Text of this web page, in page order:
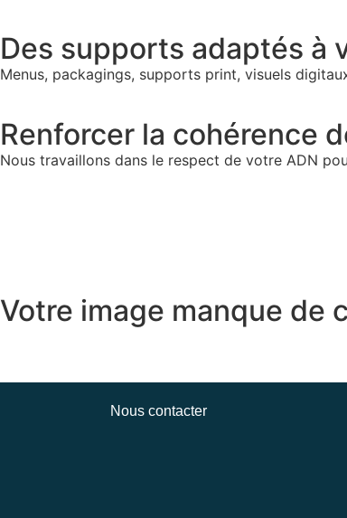
Des supports adaptés à
Menus, packagings, supports print, visuels
Renforcer la cohérence
Nous travaillons dans le respect de votre ADN
Votre image manque de
Nous contacter